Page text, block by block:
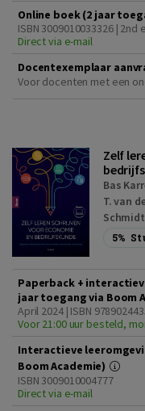
Online boek (2 jaar
ISBN 3009010033326 | 2nd
Direct via e-mail
Docentexemplaar
Voor docenten met een
Zelf
Bas
T. van
Schmidt
5%
Paperback +
jaar toegang via Boom
April 2024 | ISBN
Voor 21:00 uur besteld,
Interactieve
Boom Academie)
ISBN 3009010004777
Direct via e-mail